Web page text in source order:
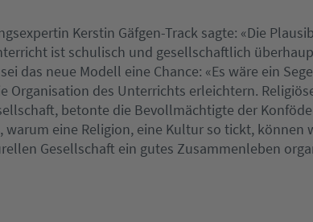
Kerstin Gäfgen-Track sagte: «Die
ist schulisch und gesellschaftlich
das neue Modell eine Chance: «Es wäre ein
Organisation des Unterrichts erleichtern.
betonte die Bevollmächtigte der
warum eine Religion, eine Kultur so tickt, können
Gesellschaft ein gutes Zusammenleben